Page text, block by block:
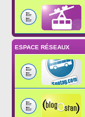
ESPACE RÉSEAUX